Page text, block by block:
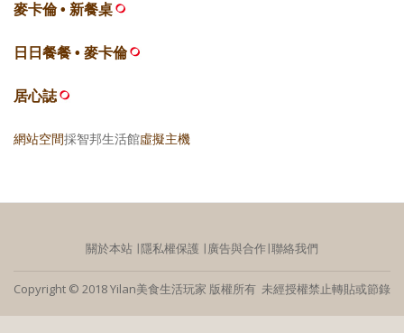
麥卡倫 • 新餐桌
日日餐餐 • 麥卡倫
居心誌
網站空間採智邦生活館虛擬主機
關於本站 ∣隱私權保護 ∣ 廣告與合作∣聯絡我們
Copyright © 2018 Yilan美食生活玩家 版權所有 未經授權禁止轉貼或節錄